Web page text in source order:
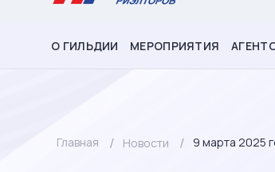
О ГИЛЬДИИ МЕРОПРИЯТИЯ
Главная Новости 9 марта 2025